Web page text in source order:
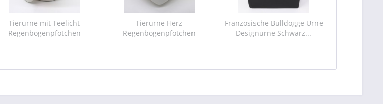
Tierurne mit Teelicht
Regenbogenpfötchen
Tierurne Herz
Regenbogenpfötchen
Französische Bulldogge Urne
Designurne Schwarz...